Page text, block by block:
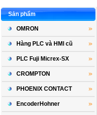
Sản phẩm
OMRON
Hàng PLC và HMI cũ
PLC Fuji Micrex-SX
CROMPTON
PHOENIX CONTACT
EncoderHohner